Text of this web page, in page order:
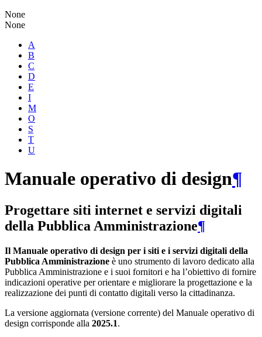
None
None
A
B
C
D
E
I
M
O
S
T
U
Manuale operativo di design¶
Progettare siti internet e servizi digitali
della Pubblica Amministrazione¶
Il Manuale operativo di design per i siti e i servizi digitali della
Pubblica Amministrazione è uno strumento di lavoro dedicato alla
Pubblica Amministrazione e i suoi fornitori e ha l’obiettivo di fornire
indicazioni operative per orientare e migliorare la progettazione e la
realizzazione dei punti di contatto digitali verso la cittadinanza.
La versione aggiornata (versione corrente) del Manuale operativo di
design corrisponde alla 2025.1.